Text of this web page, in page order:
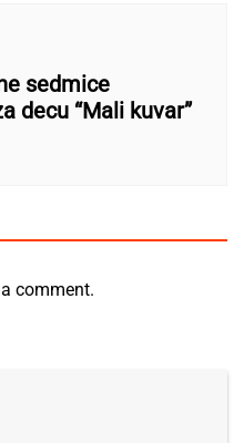
sedmice
decu “Mali kuvar”
comment.